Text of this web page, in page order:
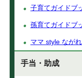
子育てガイドブ
孫育てガイドブ
ママ style なが
手当・助成